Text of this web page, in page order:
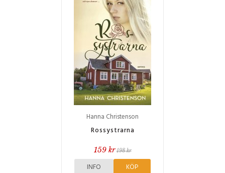
Hanna Christenson
Rossystrarna
159 kr 198 kr
INFO KÖP